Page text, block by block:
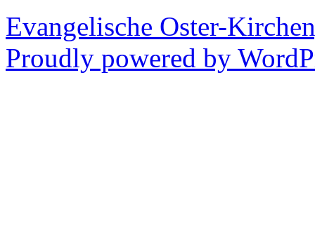
Evangelische Oster-
Proudly powered by